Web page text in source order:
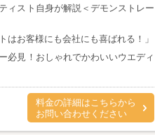
ィスト自身が解説＜デモンストレー
はお客様にも会社にも喜ばれる！」
必見！おしゃれでかわいいウエディ
料金の詳細はこちらから
お問い合わせください